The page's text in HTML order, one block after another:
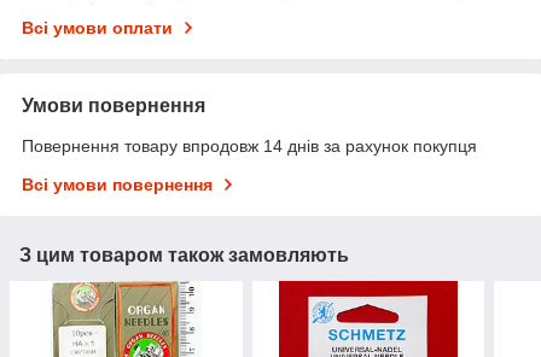
Всі умови оплати
Умови повернення
Повернення товару впродовж 14 днів за рахунок покупця
Всі умови повернення
З цим товаром також замовляють